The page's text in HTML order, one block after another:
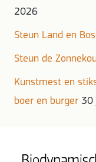
2026
Steun Land en
Steun de
Kunstmest en
boer en burger 30